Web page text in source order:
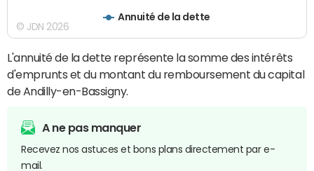
Annuité de la dette
© JDN 2026
L'annuité de la dette représente la somme des intérêts
d'emprunts et du montant du remboursement du capital
de Andilly-en-Bassigny.
A ne pas manquer
Recevez nos astuces et bons plans directement par e-
mail.